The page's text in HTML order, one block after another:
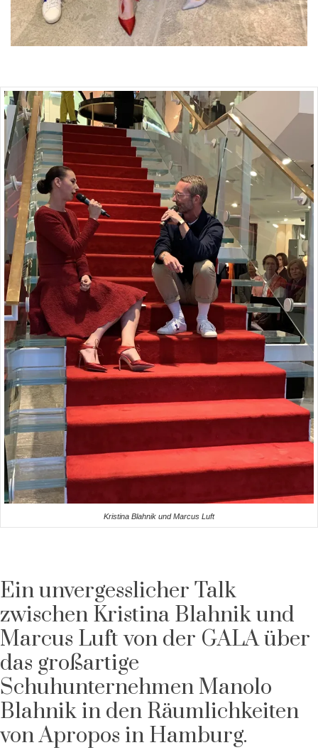
Kristina Blahnik und Marcus Luft
Ein unvergesslicher Talk
zwischen Kristina Blahnik und
Marcus Luft von der GALA über
das großartige
Schuhunternehmen Manolo
Blahnik in den Räumlichkeiten
von Apropos in Hamburg.